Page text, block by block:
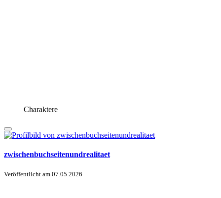
Charaktere
zwischenbuchseitenundrealitaet
Veröffentlicht am 07.05.2026